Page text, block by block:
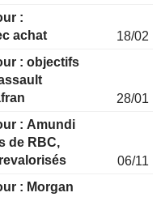
:
achat
18/02
: objectifs
28/01
: Amundi
de RBC,
06/11
: Morgan